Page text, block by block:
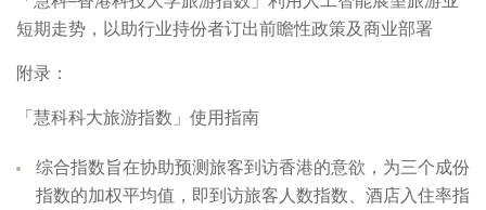
短期走势，以助行业持份者订出前瞻性政策及商业部署
附录：
「慧科科大旅游指数」使用指南
综合指数旨在协助预测旅客到访香港的意欲，为三个成份
指数的加权平均值，即到访旅客人数指数、酒店入住率指